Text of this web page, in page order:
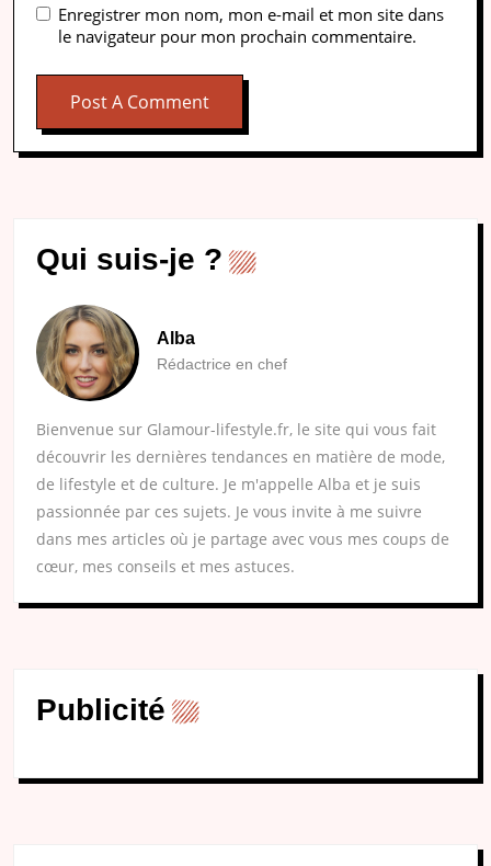
Enregistrer mon nom, mon e-mail et mon site dans
le navigateur pour mon prochain commentaire.
Qui suis-je ?
Alba
Rédactrice en chef
Bienvenue sur Glamour-lifestyle.fr, le site qui vous fait
découvrir les dernières tendances en matière de mode,
de lifestyle et de culture. Je m'appelle Alba et je suis
passionnée par ces sujets. Je vous invite à me suivre
dans mes articles où je partage avec vous mes coups de
cœur, mes conseils et mes astuces.
Publicité